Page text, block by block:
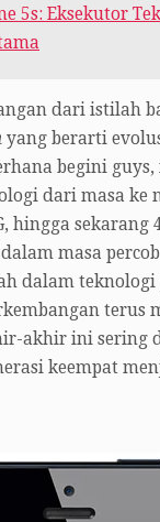
5s: Eksekutor
dari istilah
yang berarti
begini
dari masa ke
hingga sekarang
masa
dalam
terus
akhir ini sering
keempat